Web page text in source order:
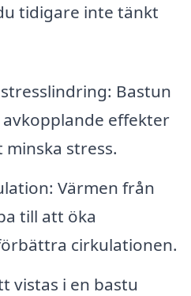
tidigare inte tänkt
Bastun
effekter
stress.
Värmen från
till att öka
cirkulationen.
vistas i en bastu